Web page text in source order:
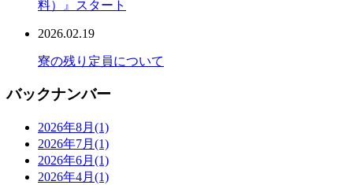
料）』スタート
2026.02.19
寮の残り定員について
バックナンバー
2026年8月 (1)
2026年7月 (1)
2026年6月 (1)
2026年4月 (1)